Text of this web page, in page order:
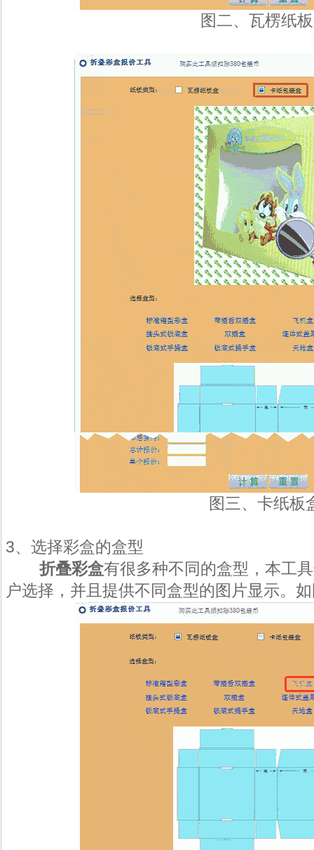
图二、瓦楞纸
图三、卡纸板
3、选择彩盒的盒型
折叠彩盒有很多种不同的盒型，本工
户选择，并且提供不同盒型的图片显示。